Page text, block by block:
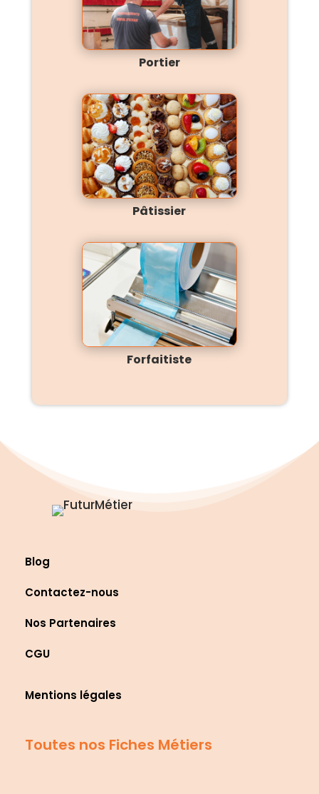
Portier
Pâtissier
Forfaitiste
Blog
Contactez-nous
Nos Partenaires
CGU
Mentions légales
Toutes nos Fiches Métiers